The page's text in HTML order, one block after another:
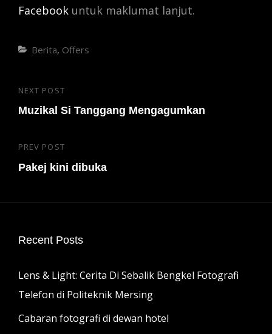
Facebook untuk maklumat lanjut.
Categories
Berita, Offers
Post
navigation
Previous
Post
PREV POST
Pakej kini dibuka
Next
Post
NEXT POST
Muzikal Si Tanggang Mengagumkan
Recent Posts
Lens & Light: Cerita Di Sebalik Bengkel Fotografi
Telefon di Politeknik Mersing
Cabaran fotografi di dewan hotel